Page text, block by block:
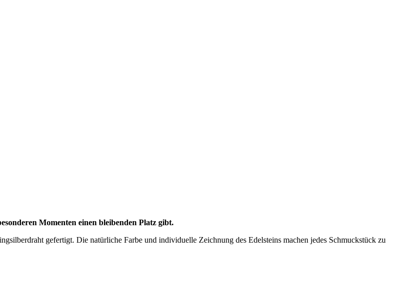
Momenten einen bleibenden Platz gibt.
gefertigt. Die natürliche Farbe und individuelle Zeichnung des Edelsteins machen jedes Schmuckstück zu